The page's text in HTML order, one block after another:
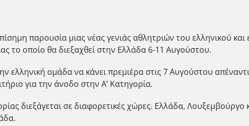
παρουσία μιας νέας γενιάς αθλητριών του ελληνικού
το οποίο θα διεξαχθεί στην Ελλάδα 6-11 Αυγούστου.
ομάδα να κάνει πρεμιέρα στις 7 Αυγούστου
για την άνοδο στην Α’ Κατηγορία.
διεξάγεται σε διαφορετικές χώρες. Ελλάδα,